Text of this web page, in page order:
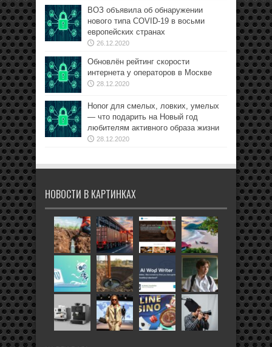
ВОЗ объявила об обнаружении
нового типа COVID-19 в восьми
европейских странах
26.12.2020
Обновлён рейтинг скорости
интернета у операторов в Москве
28.12.2020
Honor для смелых, ловких, умелых
— что подарить на Новый год
любителям активного образа жизни
28.12.2020
НОВОСТИ В КАРТИНКАХ